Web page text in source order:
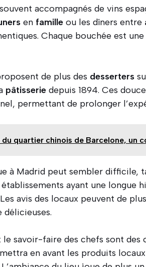
accompagnés de vins
en famille ou les dîners entre
Chaque bouchée est
de plus des desserters
pâtisserie depuis 1894. Ces
permettant de prolonger
quartier chinois de Barcelone, un
à Madrid peut sembler difficile,
ayant une longue
avis des locaux peuvent de
délicieuses.
savoir-faire des chefs sont des
mettra en avant les produits